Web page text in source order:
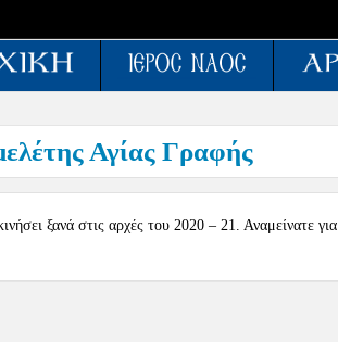
Αγίας Γραφής
ξανά στις αρχές του 2020 – 21. Αναμείνατε για